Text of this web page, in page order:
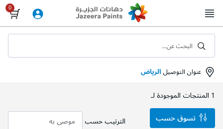
to
Content
عنوان التوصيلالرياض
البحث عن...
1 المنتجات الموجودة لـ
الترتيب حسب
تسوق حسب